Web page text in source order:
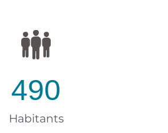
Habitants
490